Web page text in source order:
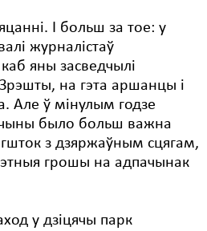
І больш за тое: у
журналістаў
яны засведчылі
на гэта аршанцы і
Але ў мінулым годзе
было больш важна
з дзяржаўным сцягам,
грошы на адпачынак
у дзіцячы парк